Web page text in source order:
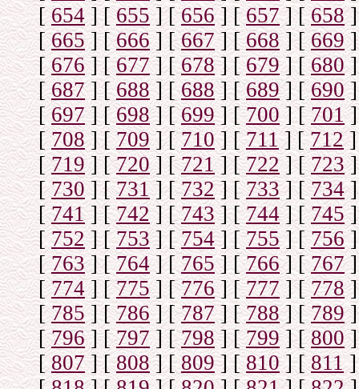
[654] [655] [656] [657] [658]
[665] [666] [667] [668] [669]
[676] [677] [678] [679] [680]
[687] [688] [688] [689] [690]
[697] [698] [699] [700] [ 701]
[708] [709] [710] [711] [712]
[719] [720] [721] [722] [723]
[730] [731] [732] [733] [734]
[741] [742] [743] [744] [745]
[752] [753] [754] [755] [756]
[763] [764] [ 765] [766] [767]
[774] [775] [776] [777] [778]
[785] [786] [787] [788] [789]
[796] [797] [798] [799] [800]
[807] [808] [809] [810] [811]